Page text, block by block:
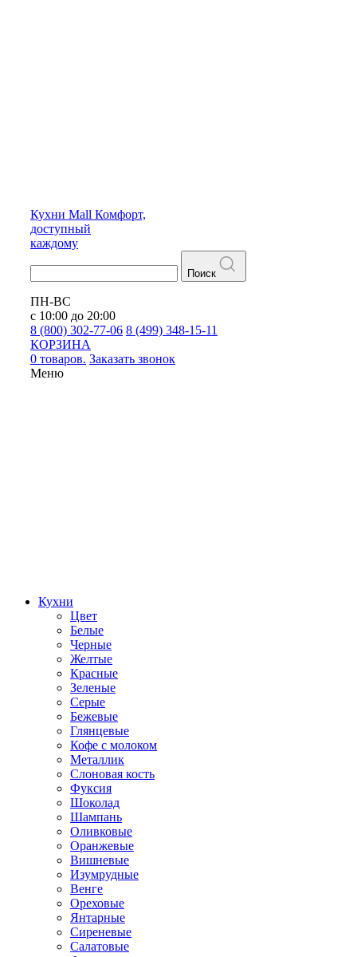
Кухни Mall Комфорт,
доступный
каждому
Поиск
ПН-ВС
с 10:00 до 20:00
8 (800) 302-77-06 8 (499) 348-15-11
КОРЗИНА
0 товаров. Заказать звонок
Меню
Кухни
Цвет
Белые
Черные
Желтые
Красные
Зеленые
Серые
Бежевые
Глянцевые
Кофе с молоком
Металлик
Слоновая кость
Фуксия
Шоколад
Шампань
Оливковые
Оранжевые
Вишневые
Изумрудные
Венге
Ореховые
Янтарные
Сиреневые
Салатовые